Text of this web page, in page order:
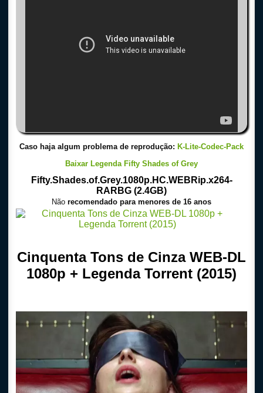
Caso haja algum problema de reprodução: K-Lite-Codec-Pack
Baixar Legenda Fifty Shades of Grey
Fifty.Shades.of.Grey.1080p.HC.WEBRip.x264-
RARBG (2.4GB)
Não recomendado para menores de 16 anos
Cinquenta Tons de Cinza WEB-DL
1080p + Legenda Torrent (2015)